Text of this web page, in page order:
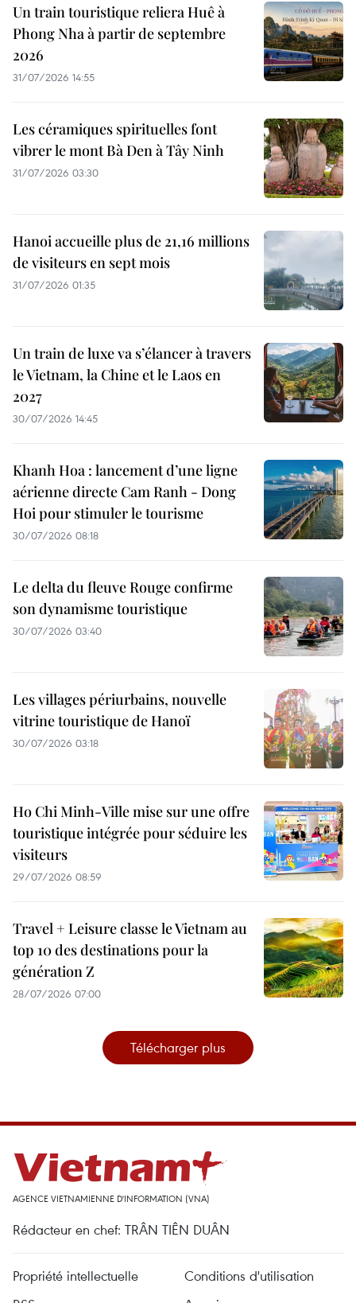
Un train touristique reliera Huê à
Phong Nha à partir de septembre
2026
31/07/2026 14:55
Les céramiques spirituelles font
vibrer le mont Bà Den à Tây Ninh
31/07/2026 03:30
Hanoi accueille plus de 21,16 millions
de visiteurs en sept mois ​
31/07/2026 01:35
Un train de luxe va s’élancer à travers
le Vietnam, la Chine et le Laos en
2027
30/07/2026 14:45
Khanh Hoa : lancement d’une ligne
aérienne directe Cam Ranh - Dong
Hoi pour stimuler le tourisme
30/07/2026 08:18
Le delta du fleuve Rouge confirme
son dynamisme touristique
30/07/2026 03:40
Les villages périurbains, nouvelle
vitrine touristique de Hanoï
30/07/2026 03:18
Ho Chi Minh-Ville mise sur une offre
touristique intégrée pour séduire les
visiteurs
29/07/2026 08:59
Travel + Leisure classe le Vietnam au
top 10 des destinations pour la
génération Z
28/07/2026 07:00
Télécharger plus
AGENCE VIETNAMIENNE D'INFORMATION (VNA)
Rédacteur en chef: TRÂN TIÊN DUÂN
Propriété intellectuelle
Conditions d'utilisation